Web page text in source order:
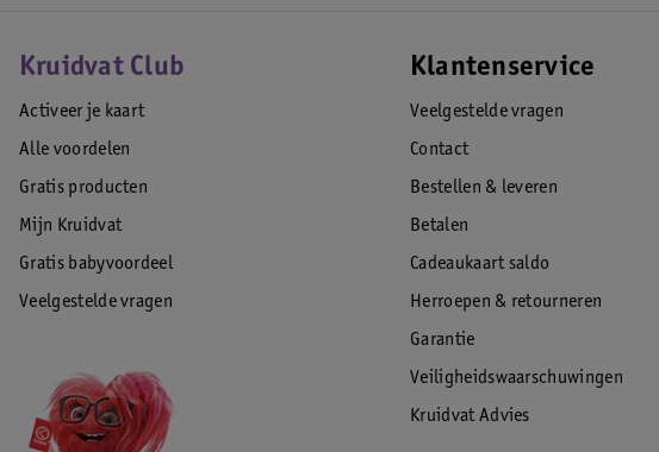
Kruidvat Club
Activeer je kaart
Alle voordelen
Gratis producten
Mijn Kruidvat
Gratis babyvoordeel
Veelgestelde vragen
Klantenservice
Veelgestelde vragen
Contact
Bestellen & leveren
Betalen
Cadeaukaart saldo
Herroepen & retourneren
Garantie
Veiligheidswaarschuwingen
Kruidvat Advies